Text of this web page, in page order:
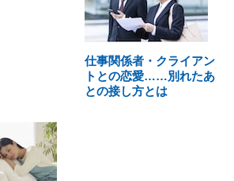
仕事関係者・クライアン
トとの恋愛……別れたあ
との接し方とは